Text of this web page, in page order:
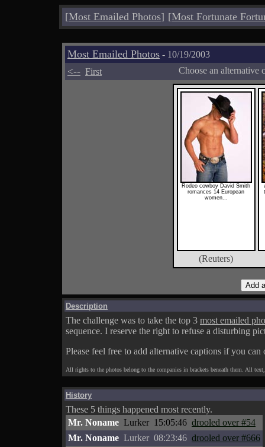
[Most Emailed Photos] [Most Fortunate
Most Emailed Photos - 10/19/2003
<-- First Choose an alternative
Rodeo cowboy David Smith
romances 14 European
women...
(Reuters)
Description
The challenge was to take the top 3 most emailed
sequence. I reserve the right to refuse a disturbing
Please feel free to add alternative captions if you
All rights to the photos belong to the companies in brackets beneath them. All
History
These 5 things happened most recently.
Mr. Noname Lurker 15:05:46 drooled over #54
Mr. Noname Lurker 08:23:46 drooled over #666